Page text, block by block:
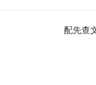
配先查